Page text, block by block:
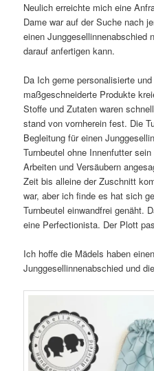
Neulich erreichte mich eine
Dame war auf der Suche nach
einen Junggesellinnenabschied
darauf anfertigen kann.
Da Ich gerne personalisierte
maßgeschneiderte Produkte
Stoffe und Zutaten waren
stand von vornherein fest. Die
Begleitung für einen
Turnbeutel ohne Innenfutter
Arbeiten und Versäubern
Zeit bis alleine der Zuschnitt
war, aber ich finde es hat sich
Turnbeutel einwandfrei genäht.
eine Perfectionista. Der Plott
Ich hoffe die Mädels haben
Junggesellinnenabschied und